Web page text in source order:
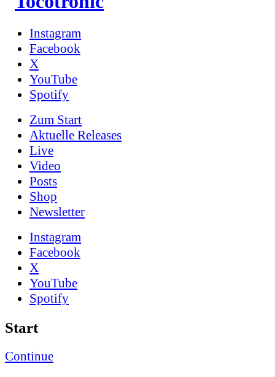
Instagram
Facebook
X
YouTube
Spotify
Zum Start
Aktuelle Releases
Live
Video
Posts
Shop
News­letter
Instagram
Facebook
X
YouTube
Spotify
Start
Continue